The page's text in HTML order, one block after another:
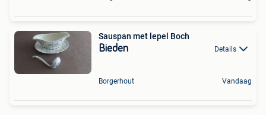
Sauspan met lepel Boch
Bieden Details
Borgerhout Vandaag